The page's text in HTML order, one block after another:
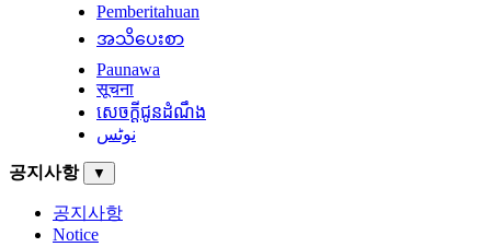
Pemberitahuan
အသိပေးစာ
Paunawa
सूचना
សេចក្តីជូនដំណឹង
نوٹس
공지사항 ▼
공지사항
Notice